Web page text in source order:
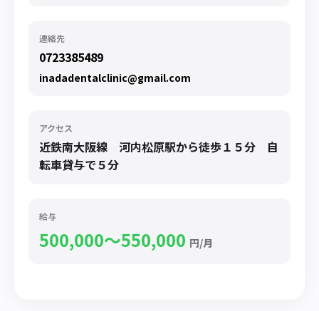
連絡先
0723385489
inadadentalclinic@gmail.com
アクセス
近鉄南大阪線 河内松原駅から徒歩１５分 自
転車貸与で５分
給与
500,000〜550,000 円/月